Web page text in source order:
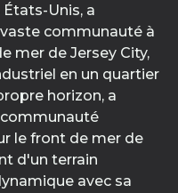
Unis, a
communauté à
mer de Jersey City,
en un quartier
horizon, a
le front de mer de
d'un terrain
avec sa